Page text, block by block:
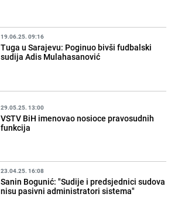
19.06.25. 09:16
Tuga u Sarajevu: Poginuo bivši fudbalski
sudija Adis Mulahasanović
29.05.25. 13:00
VSTV BiH imenovao nosioce pravosudnih
funkcija
23.04.25. 16:08
Sanin Bogunić: "Sudije i predsjednici sudova
nisu pasivni administratori sistema"